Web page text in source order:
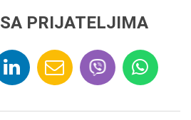
PRIJATELJIMA